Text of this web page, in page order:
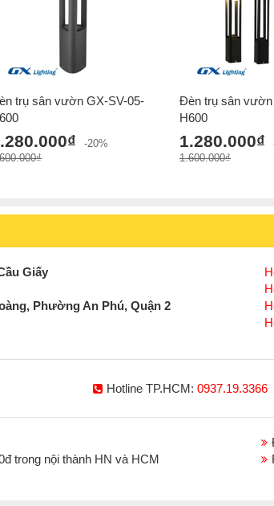
năm. Chúng
Rạng Đông,
trụ sân vườn GX-SV-05-
-20%
Đèn trụ sân vườn
H600
1.280.000₫
1.600.000₫
Giấy
Phường An Phú, Quận 2
Hotline TP.HCM: 0937.19.3366
trong nội thành HN và HCM